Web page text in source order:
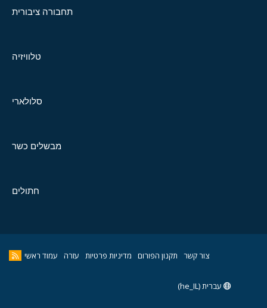
תחבורה ציבורית
טלוויזיה
סלולארי
מבשלים כשר
חתולים
צור קשר תקנון הפורום מדיניות פרטיות עזרה עמוד ראשי
עברית (he_IL)